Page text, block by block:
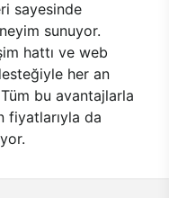
sayesinde
sunuyor.
hattı ve web
her an
bu avantajlarla
fiyatlarıyla da